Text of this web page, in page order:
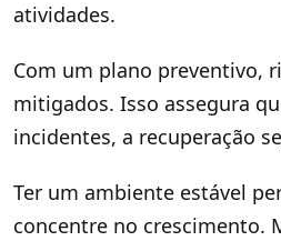
atividades.
Com um plano preventivo,
mitigados. Isso assegura
incidentes, a recuperação
Ter um ambiente estável
concentre no crescimento.